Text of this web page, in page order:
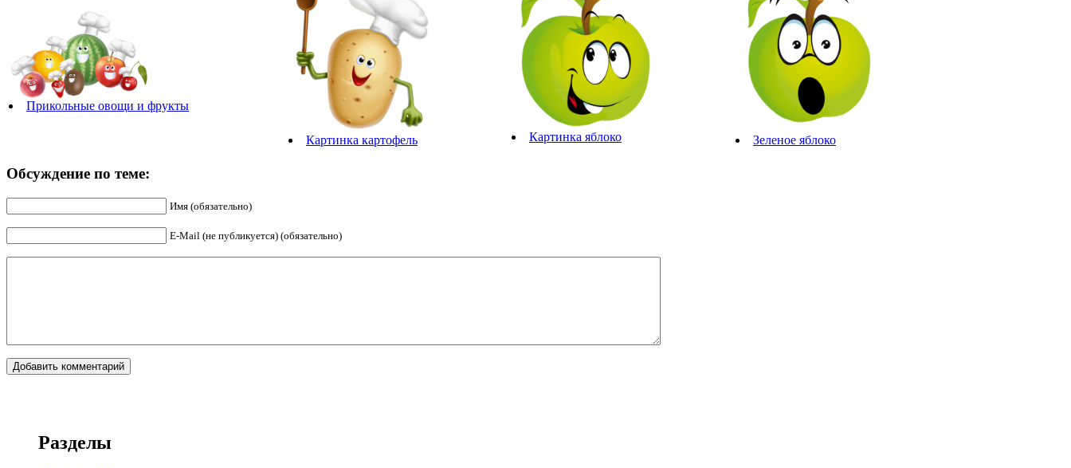
Прикольные овощи и фрукты
Картинка картофель Картинка яблоко Зеленое яблоко
Обсуждение по теме:
Имя (обязательно)
E-Mail (не публикуется) (обязательно)
Разделы